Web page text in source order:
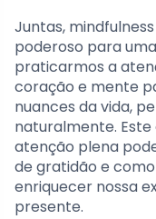
Juntas,
poderoso para
praticarmos a
coração e mente
nuances da vida,
naturalmente.
atenção plena
de gratidão e
enriquecer nossa
presente.